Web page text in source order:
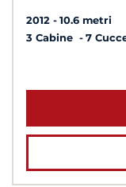
2012
10.6 metri
3 Cabine
7